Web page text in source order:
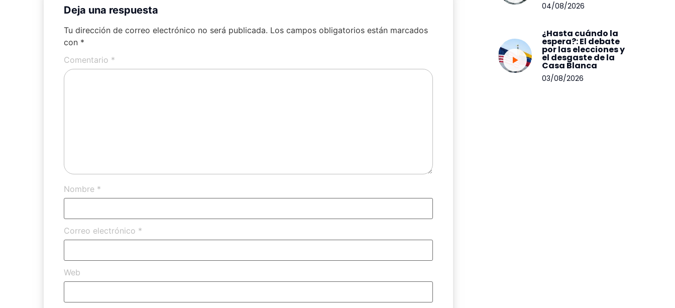
Deja una respuesta
Tu dirección de correo electrónico no será publicada. Los campos obligatorios están marcados
con *
Comentario *
Nombre *
Correo electrónico *
Web
04/08/2026
¿Hasta cuándo la
espera?: El debate
por las elecciones y
el desgaste de la
Casa Blanca
03/08/2026